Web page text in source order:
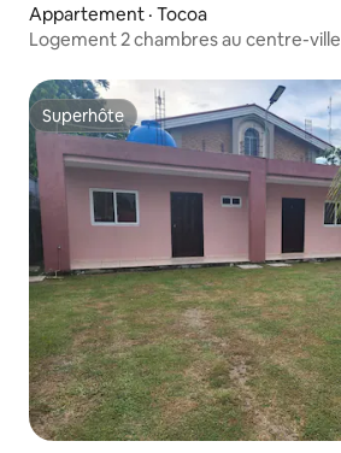
Appartement · Tocoa
Logement 2 chambres au centre-ville
Superhôte
Superhôte